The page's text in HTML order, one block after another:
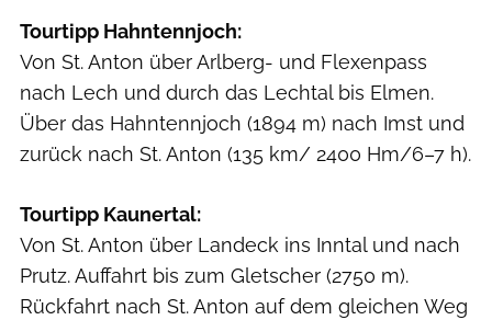
Tourtipp Hahntennjoch:
Von St. Anton über Arlberg- und Flexenpass
nach Lech und durch das Lechtal bis Elmen.
Über das Hahntennjoch (1894 m) nach Imst und
zurück nach St. Anton (135 km/ 2400 Hm/6–7 h).
Tourtipp Kaunertal:
Von St. Anton über Landeck ins Inntal und nach
Prutz. Auffahrt bis zum Gletscher (2750 m).
Rückfahrt nach St. Anton auf dem gleichen Weg